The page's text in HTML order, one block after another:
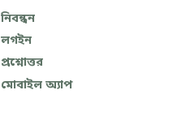
নিবন্ধন
লগইন
প্রশ্নোত্তর
মোবাইল অ্যাপ